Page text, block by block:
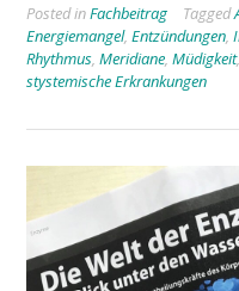
Posted inFachbeitrag Tagged
Energiemangel, Entzündungen
Rhythmus Meridiane Müdigkeit,
stystemische Erkrankungen